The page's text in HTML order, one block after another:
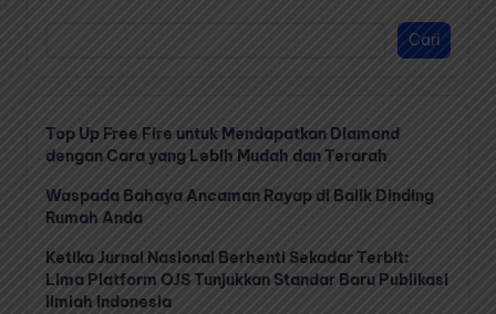
Cari
Top Up Free Fire untuk Mendapatkan Diamond
dengan Cara yang Lebih Mudah dan Terarah
Waspada Bahaya Ancaman Rayap di Balik Dinding
Rumah Anda
Ketika Jurnal Nasional Berhenti Sekadar Terbit:
Lima Platform OJS Tunjukkan Standar Baru Publikasi
Ilmiah Indonesia